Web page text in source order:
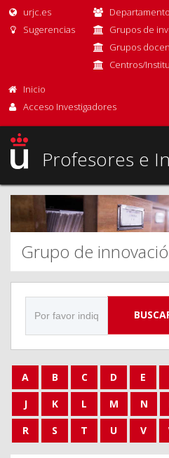
urjc.es
Sugerencias
Grupos de
Grupos
Centros/
Inicio
Acceso Investigadores
Profesores e
Grupo de
A B C D E
J
K L M N
R
S T U V